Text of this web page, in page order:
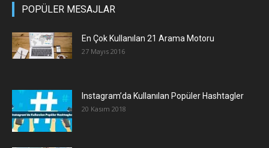
POPÜLER MESAJLAR
En Çok Kullanılan 21 Arama Motoru
27 Mayıs 2016
Instagram’da Kullanılan Popüler Hashtagler
20 Kasım 2018